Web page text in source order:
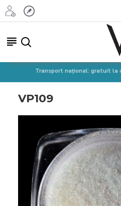
Transport național: gratuit la
VP109